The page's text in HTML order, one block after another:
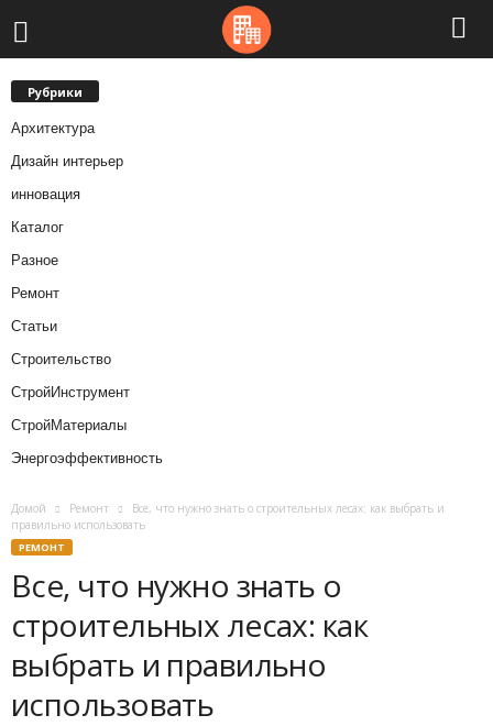
Рубрики
Архитектура
Дизайн интерьер
инновация
Каталог
Разное
Ремонт
Статьи
Строительство
СтройИнструмент
СтройМатериалы
Энергоэффективность
Домой Ремонт
Все, что нужно знать о строительных лесах: как выбрать и
правильно использовать
РЕМОНТ
Все, что нужно знать о
строительных лесах: как
выбрать и правильно
использовать